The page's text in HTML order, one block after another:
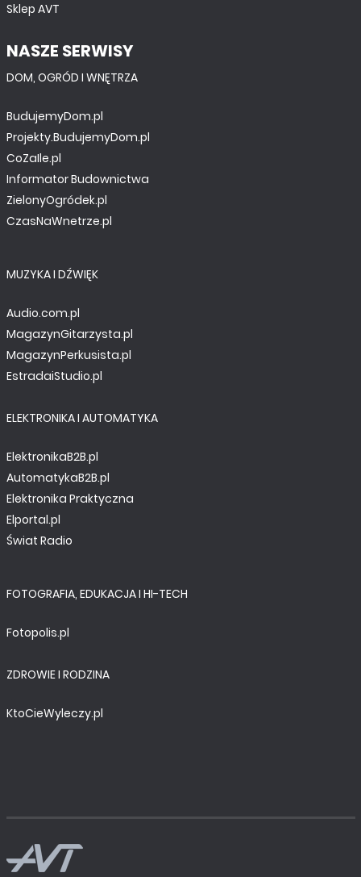
Sklep AVT
NASZE SERWISY
DOM, OGRÓD I WNĘTRZA
BudujemyDom.pl
Projekty.BudujemyDom.pl
CoZaIle.pl
Informator Budownictwa
ZielonyOgródek.pl
CzasNaWnetrze.pl
MUZYKA I DŹWIĘK
Audio.com.pl
MagazynGitarzysta.pl
MagazynPerkusista.pl
EstradaiStudio.pl
ELEKTRONIKA I AUTOMATYKA
ElektronikaB2B.pl
AutomatykaB2B.pl
Elektronika Praktyczna
Elportal.pl
Świat Radio
FOTOGRAFIA, EDUKACJA I HI-TECH
Fotopolis.pl
ZDROWIE I RODZINA
KtoCieWyleczy.pl